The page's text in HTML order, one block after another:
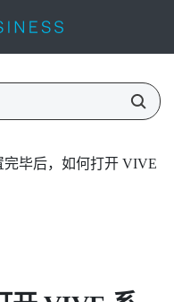
完毕后，如何打开 VIVE